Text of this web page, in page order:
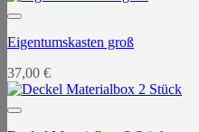
Eigentumskasten groß
37,00 €